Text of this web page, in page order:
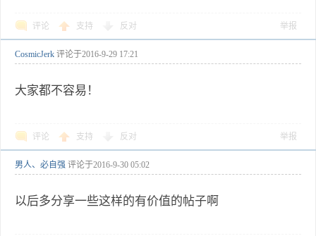
评论 支持 反对 举报
CosmicJerk 评论于2016-9-29 17:21
大家都不容易！
评论 支持 反对 举报
男人、必自强 评论于2016-9-30 05:02
以后多分享一些这样的有价值的帖子啊